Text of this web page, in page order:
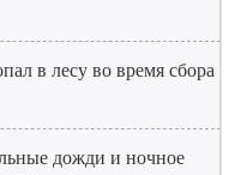
в лесу во время сбора
дожди и ночное